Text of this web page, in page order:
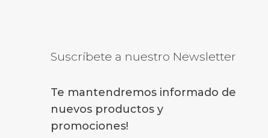
Suscríbete a nuestro Newsletter
Te mantendremos informado de
nuevos productos y
promociones!